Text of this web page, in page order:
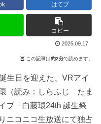
はてブ
コピー
2025.09.17
この記事は約2分で読めます。
生日を迎えた、VRアイ
（読み：しらふじ たま
ブ「白藤環24th 誕生祭
ニコニコ生放送にて独占